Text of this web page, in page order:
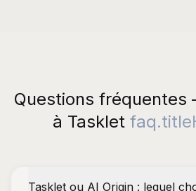
Questions
à Tasklet
Tasklet ou AI Origin : lequel